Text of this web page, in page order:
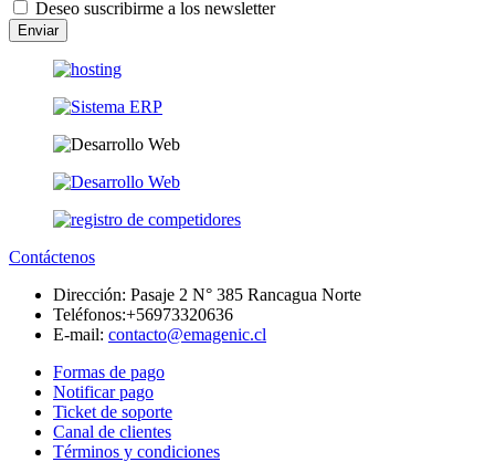
Deseo suscribirme a los newsletter
Enviar
Contáctenos
Dirección: Pasaje 2 N° 385 Rancagua Norte
Teléfonos:+56973320636
E-mail: contacto@emagenic.cl
Formas de pago
Notificar pago
Ticket de soporte
Canal de clientes
Términos y condiciones